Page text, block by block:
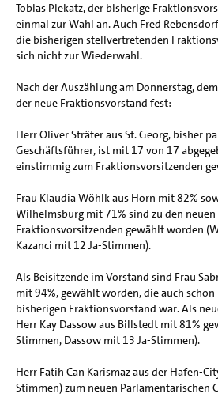
Tobias Piekatz, der bisherige
einmal zur Wahl an. Auch Fred
die bisherigen stellvertretenden
sich nicht zur Wiederwahl.
Nach der Auszählung am Donnerstag,
der neue Fraktionsvorstand fest:
Herr Oliver Sträter aus St. Georg, bisher
Geschäftsführer, ist mit 17 von 17
einstimmig zum Fraktionsvorsitzenden
Frau Klaudia Wöhlk aus Horn mit 82%
Wilhelmsburg mit 71% sind zu den
Fraktionsvorsitzenden gewählt worden
Kazanci mit 12 Ja-Stimmen).
Als Beisitzende im Vorstand sind Frau
mit 94%, gewählt worden, die auch
bisherigen Fraktionsvorstand war. Als
Herr Kay Dassow aus Billstedt mit 81%
Stimmen, Dassow mit 13 Ja-Stimmen).
Herr Fatih Can Karismaz aus der Hafen-
Stimmen) zum neuen Parlamentarischen